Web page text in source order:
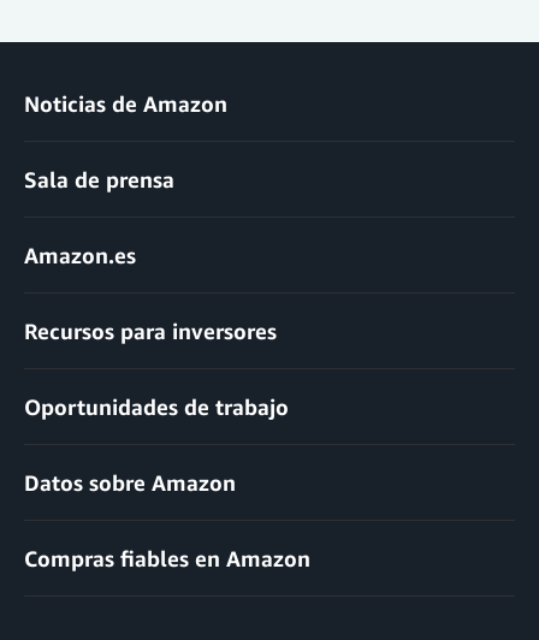
Noticias de Amazon
Sala de prensa
Amazon.es
Recursos para inversores
Oportunidades de trabajo
Datos sobre Amazon
Compras fiables en Amazon